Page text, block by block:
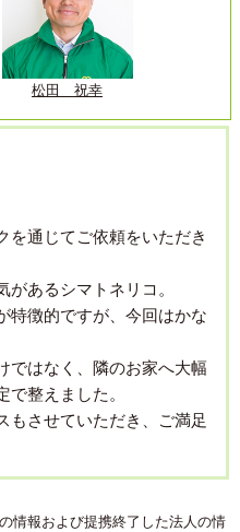
松田 祝幸
を通じてご依頼をいただき
あるシマトネリコ。
特徴的ですが、今回はかな
ではなく、隣のお家へ大幅
整えました。
もさせていただき、ご満足
情報および提携終了した法人の情